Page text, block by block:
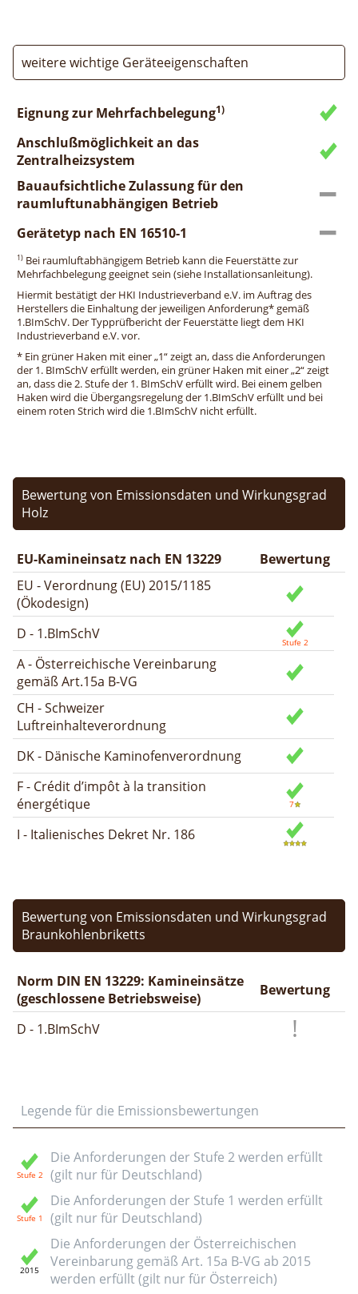
weitere wichtige Geräteeigenschaften
Eignung zur Mehrfachbelegung1)
Anschlußmöglichkeit an das
Zentralheizsystem
Bauaufsichtliche Zulassung für den
raumluftunabhängigen Betrieb
Gerätetyp nach EN 16510-1
1) Bei raumluftabhängigem Betrieb kann die Feuerstätte zur
Mehrfachbelegung geeignet sein (siehe Installationsanleitung).
Hiermit bestätigt der HKI Industrieverband e.V. im Auftrag des
Herstellers die Einhaltung der jeweiligen Anforderung* gemäß
1.BImSchV. Der Typprüfbericht der Feuerstätte liegt dem HKI
Industrieverband e.V. vor.
* Ein grüner Haken mit einer „1“ zeigt an, dass die Anforderungen
der 1. BImSchV erfüllt werden, ein grüner Haken mit einer „2“ zeigt
an, dass die 2. Stufe der 1. BImSchV erfüllt wird. Bei einem gelben
Haken wird die Übergangsregelung der 1.BImSchV erfüllt und bei
einem roten Strich wird die 1.BImSchV nicht erfüllt.
Bewertung von Emissionsdaten und Wirkungsgrad
Holz
EU-Kamineinsatz nach EN 13229
Bewertung
EU - Verordnung (EU) 2015/1185
(Ökodesign)
D - 1.BImSchV
A - Österreichische Vereinbarung
gemäß Art.15a B-VG
CH - Schweizer
Luftreinhalteverordnung
DK - Dänische Kaminofenverordnung
F - Crédit d’impôt à la transition
énergétique
I - Italienisches Dekret Nr. 186
Bewertung von Emissionsdaten und Wirkungsgrad
Braunkohlenbriketts
Norm DIN EN 13229: Kamineinsätze
(geschlossene Betriebsweise)
Bewertung
D - 1.BImSchV
Legende für die Emissionsbewertungen
Die Anforderungen der Stufe 2 werden erfüllt
(gilt nur für Deutschland)
Die Anforderungen der Stufe 1 werden erfüllt
(gilt nur für Deutschland)
Die Anforderungen der Österreichischen
Vereinbarung gemäß Art. 15a B-VG ab 2015
werden erfüllt (gilt nur für Österreich)